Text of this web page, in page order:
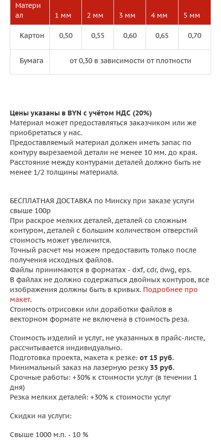
Матери
ал
1 мм 2 мм 3 мм 4 мм 5 мм
Картон 0,50 0,55 0,60 0,65 0,70
Бумага от 0,30 в зависимости от плотности
Цены указаны в BYN с учётом НДС (20%)
Материал может предоставляться заказчиком или же
приобретаться у нас.
Предоставляемый материал должен иметь запас по
контуру вырезаемой детали не менее 10 мм. до края.
Расстояние между контурами деталей должно быть не
менее 1/2 толщины материала.
БЕСПЛАТНАЯ ДОСТАВКА по Минску при заказе услуги
свыше 100р
При раскрое мелких деталей, деталей со сложным
контуром, деталей с большим количеством отверстий
стоимость может увеличится.
Точный расчет мы можем предоставить только после
получения исходных файлов.
Файлы принимаются в форматах - dxf, cdr, dwg, eps.
В файлах не должно содержаться двойных контуров, все
изображения должны быть в кривых. Подробнее про
макет.
Стоимость отрисовки или доработки файлов в
векторном формате не включена в стоимость реза.
Стоимость изделий и услуг, не указанных в прайс-листе,
рассчитывается индивидуально.
Подготовка проекта, макета к резке: от 15 руб.
Минимальный заказ на лазерную резку 35 руб.
Срочные работы: +30% к стоимости услуг (в течении 1
дня)
Резка мелких деталей: +30% к стоимости услуг
Скидки на услуги:
Свыше 1000 м.п. - 10 %